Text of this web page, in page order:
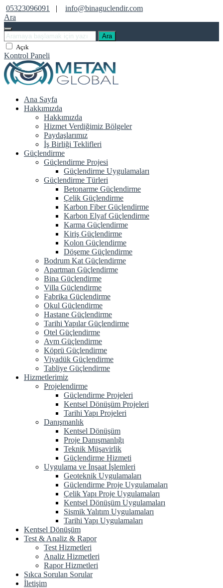
05323096091 |
info@binaguclendir.com
Ara
Ara
Açık
Kontrol Paneli
Ana Sayfa
Hakkımızda
Hakkımızda
Hizmet Verdiğimiz Bölgeler
Paydaşlarımız
İş Birliği Teklifleri
Güçlendirme
Güçlendirme Projesi
Güçlendirme Uygulamaları
Güçlendirme Türleri
Betonarme Güçlendirme
Çelik Güçlendirme
Karbon Fiber Güçlendirme
Karbon Elyaf Güçlendirme
Karma Güçlendirme
Kiriş Güçlendirme
Kolon Güçlendirme
Döşeme Güçlendirme
Bodrum Kat Güçlendirme
Apartman Güçlendirme
Bina Güçlendirme
Villa Güçlendirme
Fabrika Güçlendirme
Okul Güçlendirme
Hastane Güçlendirme
Tarihi Yapılar Güçlendirme
Otel Güçlendirme
Avm Güçlendirme
Köprü Güçlendirme
Viyadük Güçlendirme
Tabliye Güçlendirme
Hizmetlerimiz
Projelendirme
Güçlendirme Projeleri
Kentsel Dönüşüm Projeleri
Tarihi Yapı Projeleri
Danışmanlık
Kentsel Dönüşüm
Proje Danışmanlığı
Teknik Müşavirlik
Güçlendirme Hizmeti
Uygulama ve İnşaat İşlemleri
Geoteknik Uygulamaları
Güçlendirme Proje Uygulamaları
Çelik Yapı Proje Uygulamaları
Kentsel Dönüşüm Uygulamaları
Sismik Yalıtım Uygulamaları
Tarihi Yapı Uygulamaları
Kentsel Dönüşüm
Test & Analiz & Rapor
Test Hizmetleri
Analiz Hizmetleri
Rapor Hizmetleri
Sıkca Sorulan Sorular
İletişim